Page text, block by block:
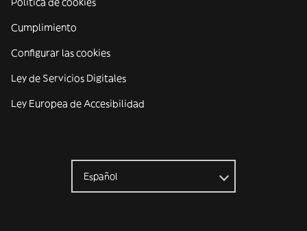
Cumplimiento
Configurar las cookies
Ley de Servicios Digitales
Ley Europea de Accesibilidad